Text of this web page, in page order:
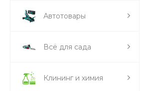
Автотовары
Всё для сада
Клининг и химия